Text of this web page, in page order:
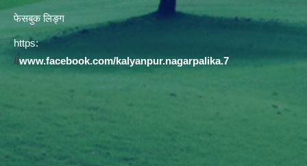
फेसबुक लिङ्ग
https:
//www.facebook.com/kalyanpur.nagarpalika.7